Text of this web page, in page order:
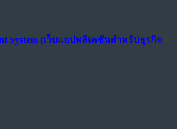
System (เว็บแอปพลิเคชันสำหรับธุรกิจ